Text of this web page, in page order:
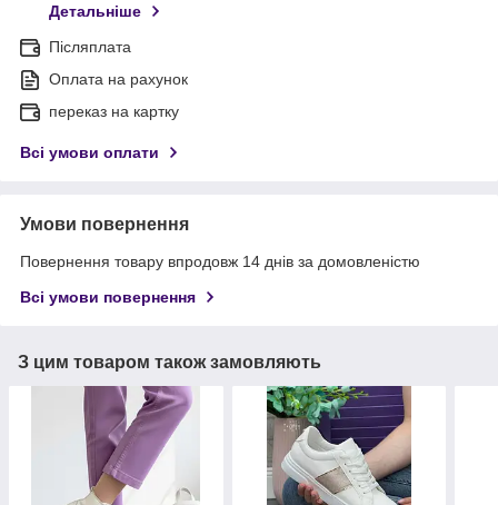
Детальніше
Післяплата
Оплата на рахунок
переказ на картку
Всі умови оплати
Умови повернення
Повернення товару впродовж 14 днів за домовленістю
Всі умови повернення
З цим товаром також замовляють